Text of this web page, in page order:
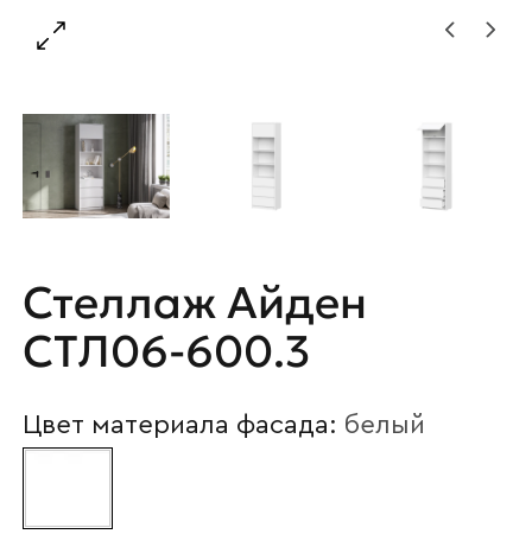
Стеллаж Айден
СТЛ06-600.3
Цвет материала фасада: белый